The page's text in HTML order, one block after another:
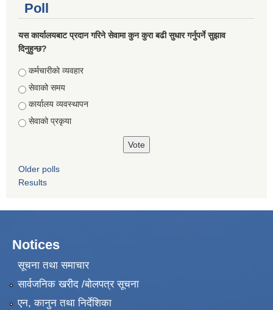
Poll
यस कार्यालयबाट प्रदान गरिने सेवामा कुन कुरा बढी सुधार गर्नुपर्ने सुझाव
दिनुहुन्छ?
Choices
कर्मचारीको व्यवहार
सेवाको समय
कार्यालय व्यवस्थापन
सेवाको प्रकृया
Older polls
Results
Notices
सूचना तथा समाचार
सार्वजनिक खरीद /बोलपत्र सूचना
एन, कानुन तथा निर्देशिका